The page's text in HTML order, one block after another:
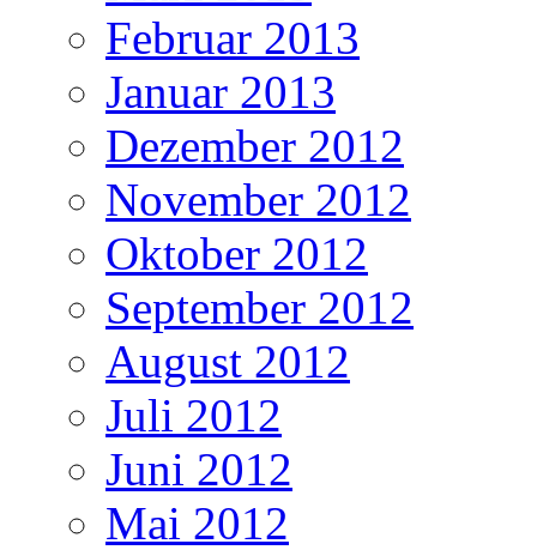
Februar 2013
Januar 2013
Dezember 2012
November 2012
Oktober 2012
September 2012
August 2012
Juli 2012
Juni 2012
Mai 2012